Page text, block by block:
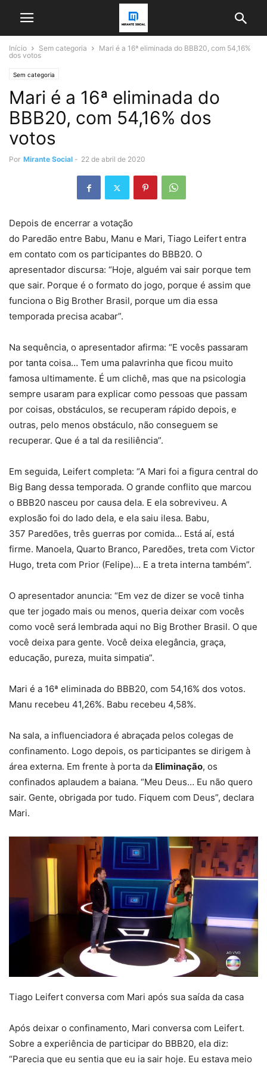
Início Sem categoria
Mari é a 16ª eliminada do BBB20, com 54,16%
dos votos
Sem categoria
Mari é a 16ª eliminada do
BBB20, com 54,16% dos
votos
Por Mirante Social - 22 de abril de 2020
Depois de encerrar a votação
do Paredão entre Babu, Manu e Mari, Tiago Leifert entra
em contato com os participantes do BBB20. O
apresentador discursa: “Hoje, alguém vai sair porque tem
que sair. Porque é o formato do jogo, porque é assim que
funciona o Big Brother Brasil, porque um dia essa
temporada precisa acabar”.
Na sequência, o apresentador afirma: “E vocês passaram
por tanta coisa… Tem uma palavrinha que ficou muito
famosa ultimamente. É um clichê, mas que na psicologia
sempre usaram para explicar como pessoas que passam
por coisas, obstáculos, se recuperam rápido depois, e
outras, pelo menos obstáculo, não conseguem se
recuperar. Que é a tal da resiliência”.
Em seguida, Leifert completa: “A Mari foi a figura central do
Big Bang dessa temporada. O grande conflito que marcou
o BBB20 nasceu por causa dela. E ela sobreviveu. A
explosão foi do lado dela, e ela saiu ilesa. Babu,
357 Paredões, três guerras por comida… Está aí, está
firme. Manoela, Quarto Branco, Paredões, treta com Victor
Hugo, treta com Prior (Felipe)… E a treta interna também”.
O apresentador anuncia: “Em vez de dizer se você tinha
que ter jogado mais ou menos, queria deixar com vocês
como você será lembrada aqui no Big Brother Brasil. O que
você deixa para gente. Você deixa elegância, graça,
educação, pureza, muita simpatia”.
Mari é a 16ª eliminada do BBB20, com 54,16% dos votos.
Manu recebeu 41,26%. Babu recebeu 4,58%.
Na sala, a influenciadora é abraçada pelos colegas de
confinamento. Logo depois, os participantes se dirigem à
área externa. Em frente à porta da Eliminação, os
confinados aplaudem a baiana. “Meu Deus… Eu não quero
sair. Gente, obrigada por tudo. Fiquem com Deus”, declara
Mari.
Tiago Leifert conversa com Mari após sua saída da casa
Após deixar o confinamento, Mari conversa com Leifert.
Sobre a experiência de participar do BBB20, ela diz:
“Parecia que eu sentia que eu ia sair hoje. Eu estava meio